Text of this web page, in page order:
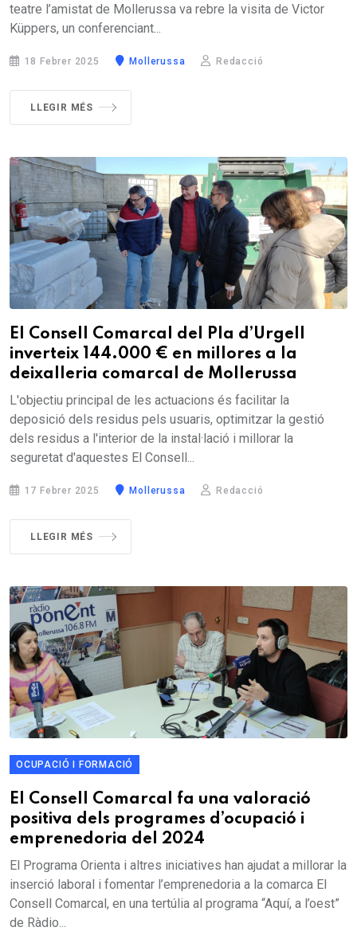
teatre l’amistat de Mollerussa va rebre la visita de Victor
Küppers, un conferenciant...
18 Febrer 2025 Mollerussa Redacció
LLEGIR MÉS
El Consell Comarcal del Pla d’Urgell
inverteix 144.000 € en millores a la
deixalleria comarcal de Mollerussa
L'objectiu principal de les actuacions és facilitar la
deposició dels residus pels usuaris, optimitzar la gestió
dels residus a l'interior de la instal·lació i millorar la
seguretat d'aquestes El Consell...
17 Febrer 2025 Mollerussa Redacció
LLEGIR MÉS
OCUPACIÓ I FORMACIÓ
El Consell Comarcal fa una valoració
positiva dels programes d’ocupació i
emprenedoria del 2024
El Programa Orienta i altres iniciatives han ajudat a millorar la
inserció laboral i fomentar l’emprenedoria a la comarca El
Consell Comarcal, en una tertúlia al programa “Aquí, a l’oest”
de Ràdio...